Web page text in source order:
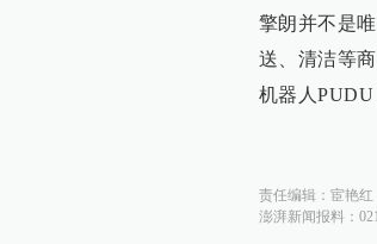
擎朗并不是
送、清洁等
机器人PUDU
责任编辑： 宦艳红
澎湃新闻报料：